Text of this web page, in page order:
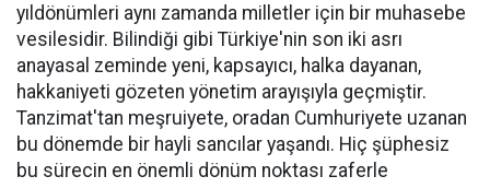
yıldönümleri aynı zamanda milletler için bir muhasebe
vesilesidir. Bilindiği gibi Türkiye'nin son iki asrı
anayasal zeminde yeni, kapsayıcı, halka dayanan,
hakkaniyeti gözeten yönetim arayışıyla geçmiştir.
Tanzimat'tan meşruiyete, oradan Cumhuriyete uzanan
bu dönemde bir hayli sancılar yaşandı. Hiç şüphesiz
bu sürecin en önemli dönüm noktası zaferle